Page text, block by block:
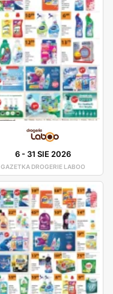
6- 31 SIE 2026
GAZETKA DROGERIE LABOO